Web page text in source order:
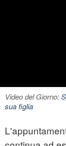
Video del Giorno:
sua figlia